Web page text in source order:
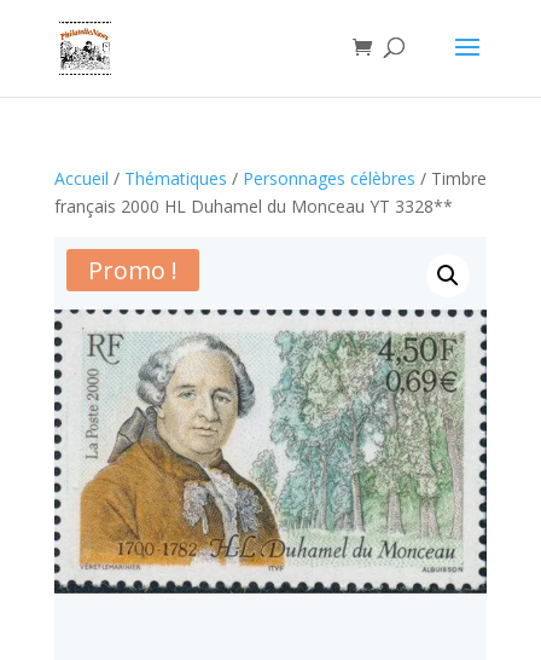
Accueil / Thématiques / Personnages célèbres / Timbre
français 2000 HL Duhamel du Monceau YT 3328**
Promo !